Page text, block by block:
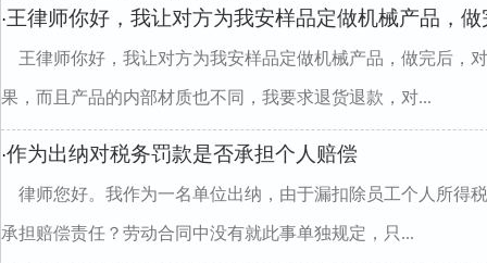
·王律师你好，我让对方为我安样品定做机械产品，
王律师你好，我让对方为我安样品定做机械产品，做完后，
果，而且产品的内部材质也不同，我要求退货退款，对...
·作为出纳对税务罚款是否承担个人赔偿
律师您好。我作为一名单位出纳，由于漏扣除员工个人所得
承担赔偿责任？劳动合同中没有就此事单独规定，只...